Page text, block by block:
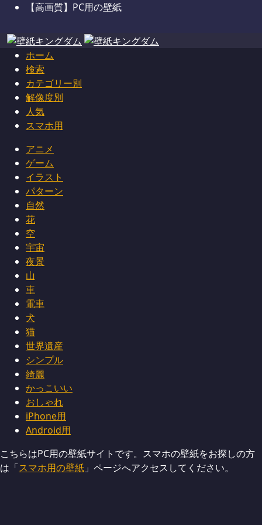
【高画質】PC用の壁紙
ホーム
検索
カテゴリー別
解像度別
人気
スマホ用
アニメ
ゲーム
イラスト
パターン
自然
花
空
宇宙
夜景
山
車
電車
犬
猫
世界遺産
シンプル
綺麗
かっこいい
おしゃれ
iPhone用
Android用
こちらはPC用の壁紙サイトです。スマホの壁紙をお探しの方
は「スマホ用の壁紙 」ページへアクセスしてください。